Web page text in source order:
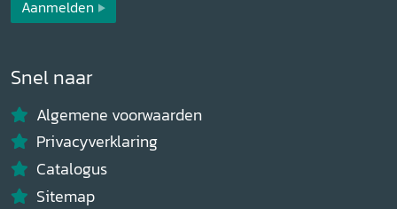
Aanmelden
Snel naar
Algemene voorwaarden
Privacyverklaring
Catalogus
Sitemap